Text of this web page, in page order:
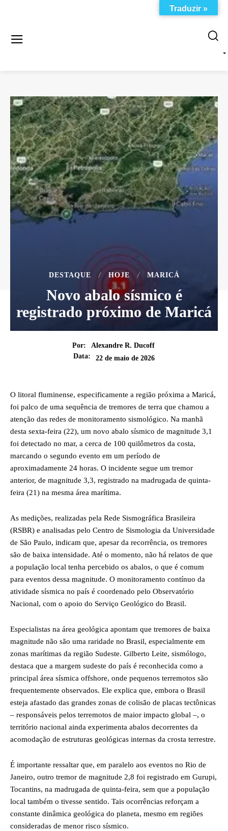
DESTAQUE HOJE MARICÁ
Novo abalo sísmico é
registrado próximo de Maricá
Por:
Alexandre R. Ducoff
Data:
22 de maio de 2026
O litoral fluminense, especificamente a região próxima a Maricá,
foi palco de uma sequência de tremores de terra que chamou a
atenção das redes de monitoramento sismológico. Na manhã
desta sexta-feira (22), um novo abalo sísmico de magnitude 3,1
foi detectado no mar, a cerca de 100 quilômetros da costa,
marcando o segundo evento em um período de
aproximadamente 24 horas. O incidente segue um tremor
anterior, de magnitude 3,3, registrado na madrugada de quinta-
feira (21) na mesma área marítima.
As medições, realizadas pela Rede Sismográfica Brasileira
(RSBR) e analisadas pelo Centro de Sismologia da Universidade
de São Paulo, indicam que, apesar da recorrência, os tremores
são de baixa intensidade. Até o momento, não há relatos de que
a população local tenha percebido os abalos, o que é comum
para eventos dessa magnitude. O monitoramento contínuo da
atividade sísmica no país é coordenado pelo Observatório
Nacional, com o apoio do Serviço Geológico do Brasil.
Especialistas na área geológica apontam que tremores de baixa
magnitude não são uma raridade no Brasil, especialmente em
zonas marítimas da região Sudeste. Gilberto Leite, sismólogo,
destaca que a margem sudeste do país é reconhecida como a
principal área sísmica offshore, onde pequenos terremotos são
frequentemente observados. Ele explica que, embora o Brasil
esteja afastado das grandes zonas de colisão de placas tectônicas
– responsáveis pelos terremotos de maior impacto global –, o
território nacional ainda experimenta abalos decorrentes da
acomodação de estruturas geológicas internas da crosta terrestre.
É importante ressaltar que, em paralelo aos eventos no Rio de
Janeiro, outro tremor de magnitude 2,8 foi registrado em Gurupi,
Tocantins, na madrugada de quinta-feira, sem que a população
local também o tivesse sentido. Tais ocorrências reforçam a
constante dinâmica geológica do planeta, mesmo em regiões
consideradas de menor risco sísmico.
Traduzir »